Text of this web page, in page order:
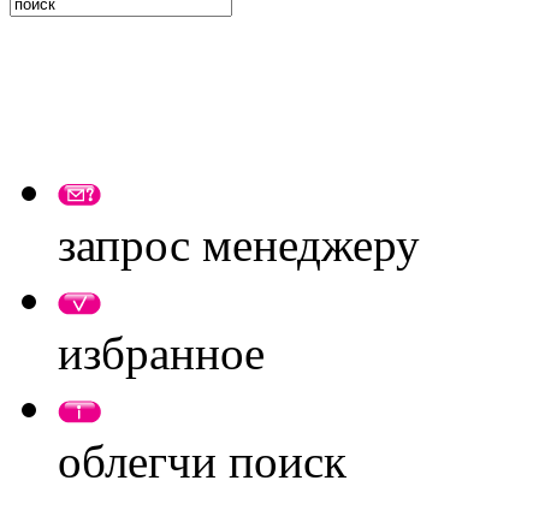
запрос менеджеру
избранное
облегчи поиск